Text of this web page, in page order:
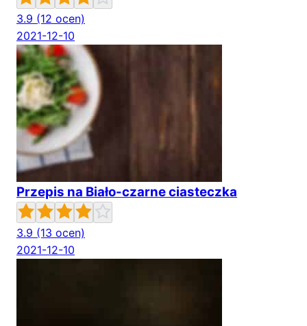
3.9 (12 ocen)
2021-12-10
Przepis na Biało-czarne ciasteczka
3.9 (13 ocen)
2021-12-10